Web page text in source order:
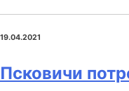
19.04.2021
Псковичи